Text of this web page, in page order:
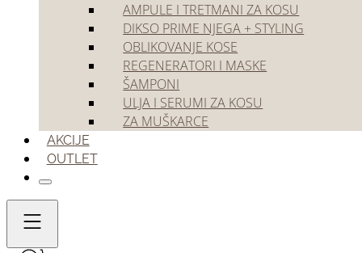
AMPULE I TRETMANI ZA KOSU
DIKSO PRIME NJEGA + STYLING
OBLIKOVANJE KOSE
REGENERATORI I MASKE
ŠAMPONI
ULJA I SERUMI ZA KOSU
ZA MUŠKARCE
AKCIJE
OUTLET